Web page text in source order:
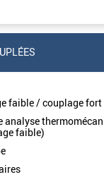
faible / couplage fort
analyse
faible)